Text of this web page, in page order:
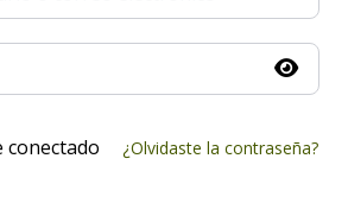
¿Olvidaste la contraseña?